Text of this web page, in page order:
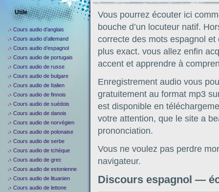
Vous pourrez écouter ici
bouche d’un locuteur natif.
correcte des mots espagnol et
plus exact. vous allez enfin
accent et apprendre à
Enregistrement audio vous
gratuitement au format mp3
est disponible en
votre attention, que le site a
prononciation.
Vous ne voulez pas perdre
navigateur.
Discours espagnol —
Utile
Cours audio d’anglais
Cours audio d’allemand
Cours audio d’espagnol
Cours audio de portugais
Cours audio de russe
Cours audio de bulgare
Cours audio de Italien
Cours audio de finnois
Cours audio de suédois
Cours audio de danois
Cours audio de norvégien
Cours audio de polonaise
Cours audio de serbe
Cours audio de tchèque
Cours audio de grec
Cours audio de estonienne
Cours audio de lituanien
Cours audio de lettone